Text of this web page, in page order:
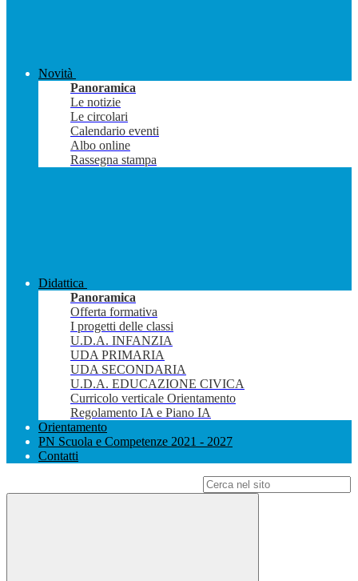
Novità
Panoramica
Le notizie
Le circolari
Calendario eventi
Albo online
Rassegna stampa
Didattica
Panoramica
Offerta formativa
I progetti delle classi
U.D.A. INFANZIA
UDA PRIMARIA
UDA SECONDARIA
U.D.A. EDUCAZIONE CIVICA
Curricolo verticale Orientamento
Regolamento IA e Piano IA
Orientamento
PN Scuola e Competenze 2021 - 2027
Contatti